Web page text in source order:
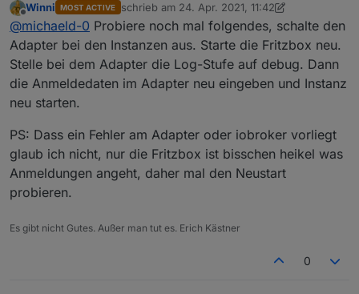
gemacht. Ich habe den Eindruck, dass es eher am
iobroker liegt, da es keinen "Baum" gibt.... Kann
man den Prozess zur "Baum-Anlage" neu starten?
Offline
Winni MOST ACTIVE schrieb am 24. Apr. 2021, 11:42
zuletzt editiert von Winni
@michaeld-0 Probiere noch mal folgendes, schalte den
Adapter bei den Instanzen aus. Starte die Fritzbox neu.
Stelle bei dem Adapter die Log-Stufe auf debug. Dann
die Anmeldedaten im Adapter neu eingeben und Instanz
neu starten.
PS: Dass ein Fehler am Adapter oder iobroker vorliegt
glaub ich nicht, nur die Fritzbox ist bisschen heikel was
Anmeldungen angeht, daher mal den Neustart
probieren.
Es gibt nicht Gutes. Außer man tut es. Erich Kästner
0